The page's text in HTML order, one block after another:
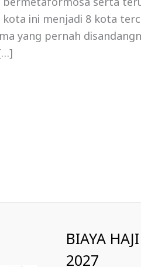
bermetaformosa serta
ini menjadi 8 kota
yang pernah
BIAYA
2027